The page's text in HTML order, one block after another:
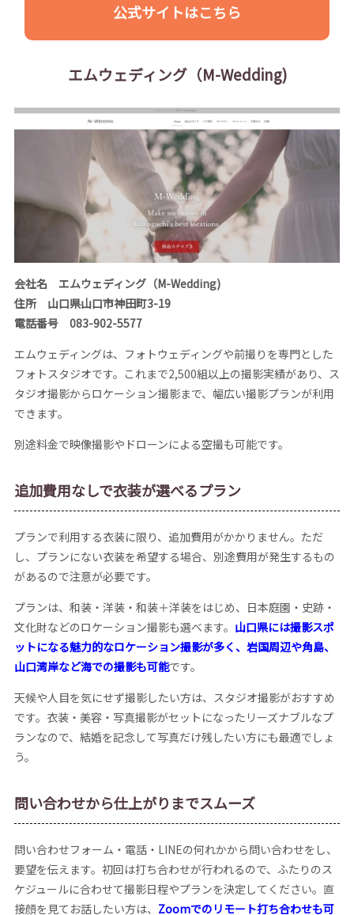
公式サイトはこちら
エムウェディング（M-Wedding)
会社名 エムウェディング（M-Wedding)
住所 山口県山口市神田町3-19
電話番号 083-902-5577
エムウェディングは、フォトウェディングや前撮りを専門とした
フォトスタジオです。これまで2,500組以上の撮影実績があり、ス
タジオ撮影からロケーション撮影まで、幅広い撮影プランが利用
できます。
別途料金で映像撮影やドローンによる空撮も可能です。
追加費用なしで衣装が選べるプラン
プランで利用する衣装に限り、追加費用がかかりません。ただ
し、プランにない衣装を希望する場合、別途費用が発生するもの
があるので注意が必要です。
プランは、和装・洋装・和装＋洋装をはじめ、日本庭園・史跡・
文化財などのロケーション撮影も選べます。 山口県には撮影スポ
ットになる魅力的なロケーション撮影が多く、岩国周辺や角島、
山口湾岸など海での撮影も可能です。
天候や人目を気にせず撮影したい方は、スタジオ撮影がおすすめ
です。衣装・美容・写真撮影がセットになったリーズナブルなプ
ランなので、結婚を記念して写真だけ残したい方にも最適でしょ
う。
問い合わせから仕上がりまでスムーズ
問い合わせフォーム・電話・LINEの何れかから問い合わせをし、
要望を伝えます。初回は打ち合わせが行われるので、ふたりのス
ケジュールに合わせて撮影日程やプランを決定してください。直
接顔を見てお話したい方は、 Zoomでのリモート打ち合わせも可